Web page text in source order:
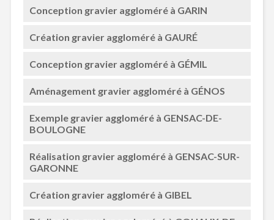
Conception gravier aggloméré à GARIN
Création gravier aggloméré à GAURÉ
Conception gravier aggloméré à GÉMIL
Aménagement gravier aggloméré à GÉNOS
Exemple gravier aggloméré à GENSAC-DE-
BOULOGNE
Réalisation gravier aggloméré à GENSAC-SUR-
GARONNE
Création gravier aggloméré à GIBEL